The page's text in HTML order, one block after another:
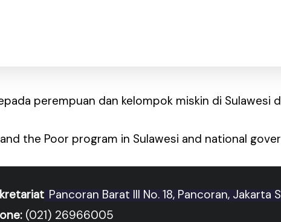
perempuan dan kelompok miskin di Sulawesi
the Poor program in Sulawesi and national
Pancoran Barat III No. 18, Pancoran, Jakarta
(021) 26966005